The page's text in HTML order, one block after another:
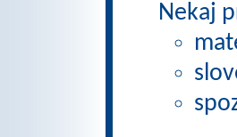
Nekaj